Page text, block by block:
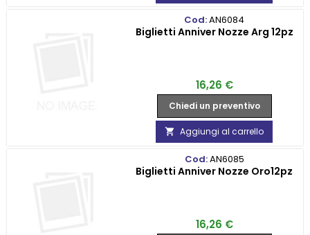
Cod:AN6084
Biglietti Anniver Nozze Arg 12pz
Prezzo
16,26 €
Chiedi un preventivo
 Aggiungi al carrello
Cod:AN6085
Biglietti Anniver Nozze Oro12pz
Prezzo
16,26 €